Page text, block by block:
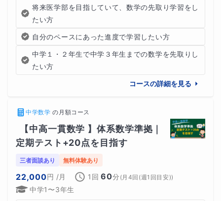
将来医学部を目指していて、数学の先取り学習をし
たい方
自分のペースにあった進度で学習したい方
中学１・２年生で中学３年生までの数学を先取りし
たい方
コースの詳細を見る
中学数学 の 月額コース
【中高一貫数学 】体系数学準拠｜
定期テスト+20点を目指す
三者面談あり 無料体験あり
22,000円 /月 1回 60分 ( 月4回(週1回目安))
中学1〜3年生